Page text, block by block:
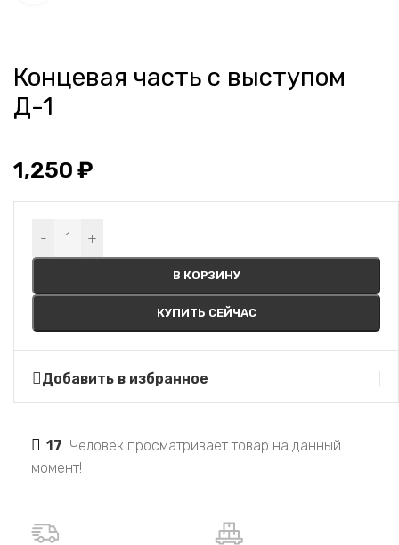
Концевая часть с выступом
Д-1
1,250 ₽
- +
В КОРЗИНУ
КУПИТЬ СЕЙЧАС
Alternative:
Добавить в избранное
17 Человек просматривает товар на данный
момент!